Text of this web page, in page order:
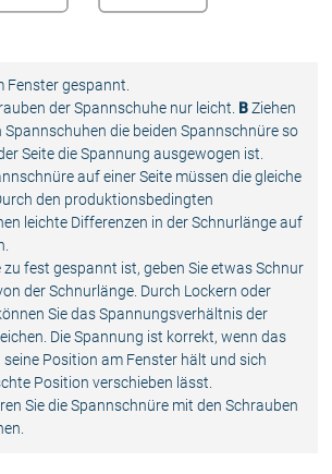
Fenster gespannt.
der Spannschuhe nur leicht. BZiehen
Spannschuhen die beiden Spannschnüre so
Seite die Spannung ausgewogen ist.
auf einer Seite müssen die gleiche
den produktionsbedingten
leichte Differenzen in der Schnurlänge auf
fest gespannt ist, geben Sie etwas Schnur
der Schnurlänge. Durch Lockern oder
Sie das Spannungsverhältnis der
Die Spannung ist korrekt, wenn das
Position am Fenster hält und sich
Position verschieben lässt.
Sie die Spannschnüre mit den Schrauben